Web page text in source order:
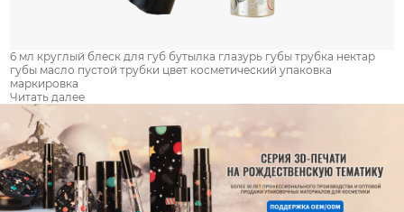
6 мл круглый блеск для губ бутылка глазурь губы трубка нектар
губы масло пустой трубки цвет косметический упаковка
маркировка
Читать далее